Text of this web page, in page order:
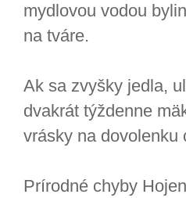
mydlovou vodou
na tváre.
Ak sa zvyšky jedla,
dvakrát týždenne
vrásky na dovolenku
Prírodné chyby